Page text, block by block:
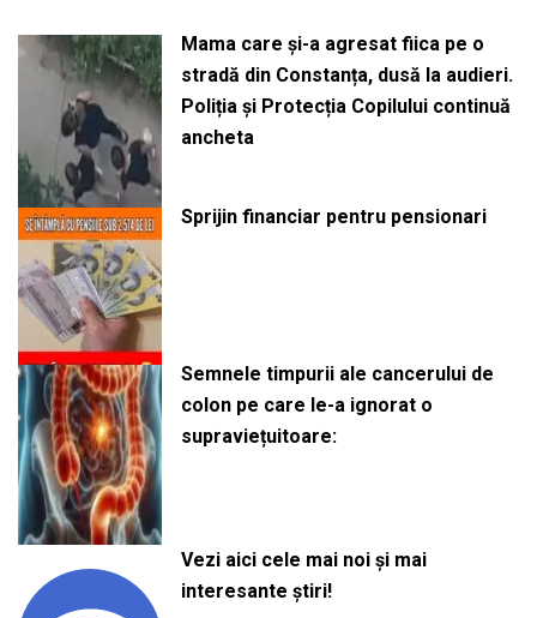
Mama care și-a agresat fiica pe o
stradă din Constanța, dusă la audieri.
Poliția și Protecția Copilului continuă
ancheta
Sprijin financiar pentru pensionari
Semnele timpurii ale cancerului de
colon pe care le-a ignorat o
supraviețuitoare:
Vezi aici cele mai noi și mai
interesante știri!